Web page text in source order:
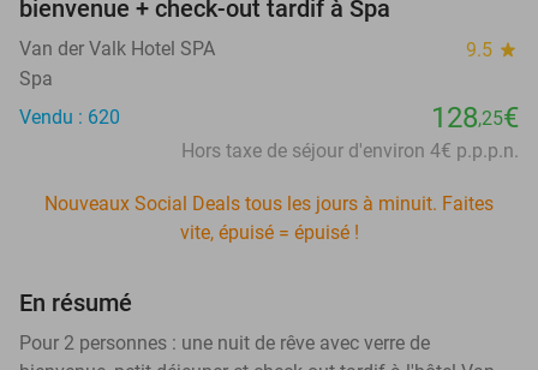
bienvenue + check-out tardif à Spa
Van der Valk Hotel SPA 9.5 star
Spa
Vendu : 620
128,25€
Hors taxe de séjour d'environ 4€ p.p.p.n.
Nouveaux Social Deals tous les jours à minuit. Faites
vite, épuisé = épuisé !
En résumé
Pour 2 personnes : une nuit de rêve avec verre de